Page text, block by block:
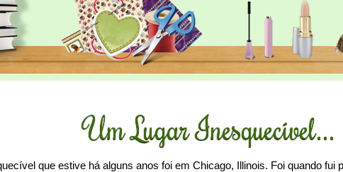
Um Lugar Inesquecível...
que estive há alguns anos foi em Chicago, Illinois. Foi quando fui